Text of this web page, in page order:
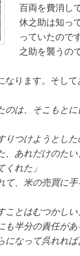
百両を費消し
休之助は知っ
っていたので
之助を襲うの
ります。そし
のは、そこもと
りつけようとした
、あれだけのた
れた」
て、米の売買に
ことはむつかし
半分の責任があ
になって呉れれ